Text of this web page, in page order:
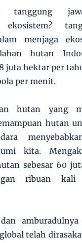
tanggung
ekosistem?
menjaga
hutan
juta hektar per
per menit.
hutan yang
hutan
kita.
sebesar 60
ribuan kali
dan
telah